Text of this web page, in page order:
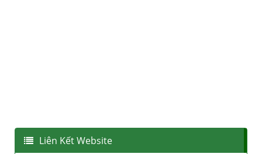
Liên Kết Website